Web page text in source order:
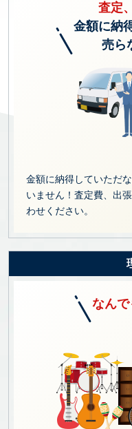
査定
金額に納
売ら
金額に納得していただ
いません！査定費、出
わせください。
なんで